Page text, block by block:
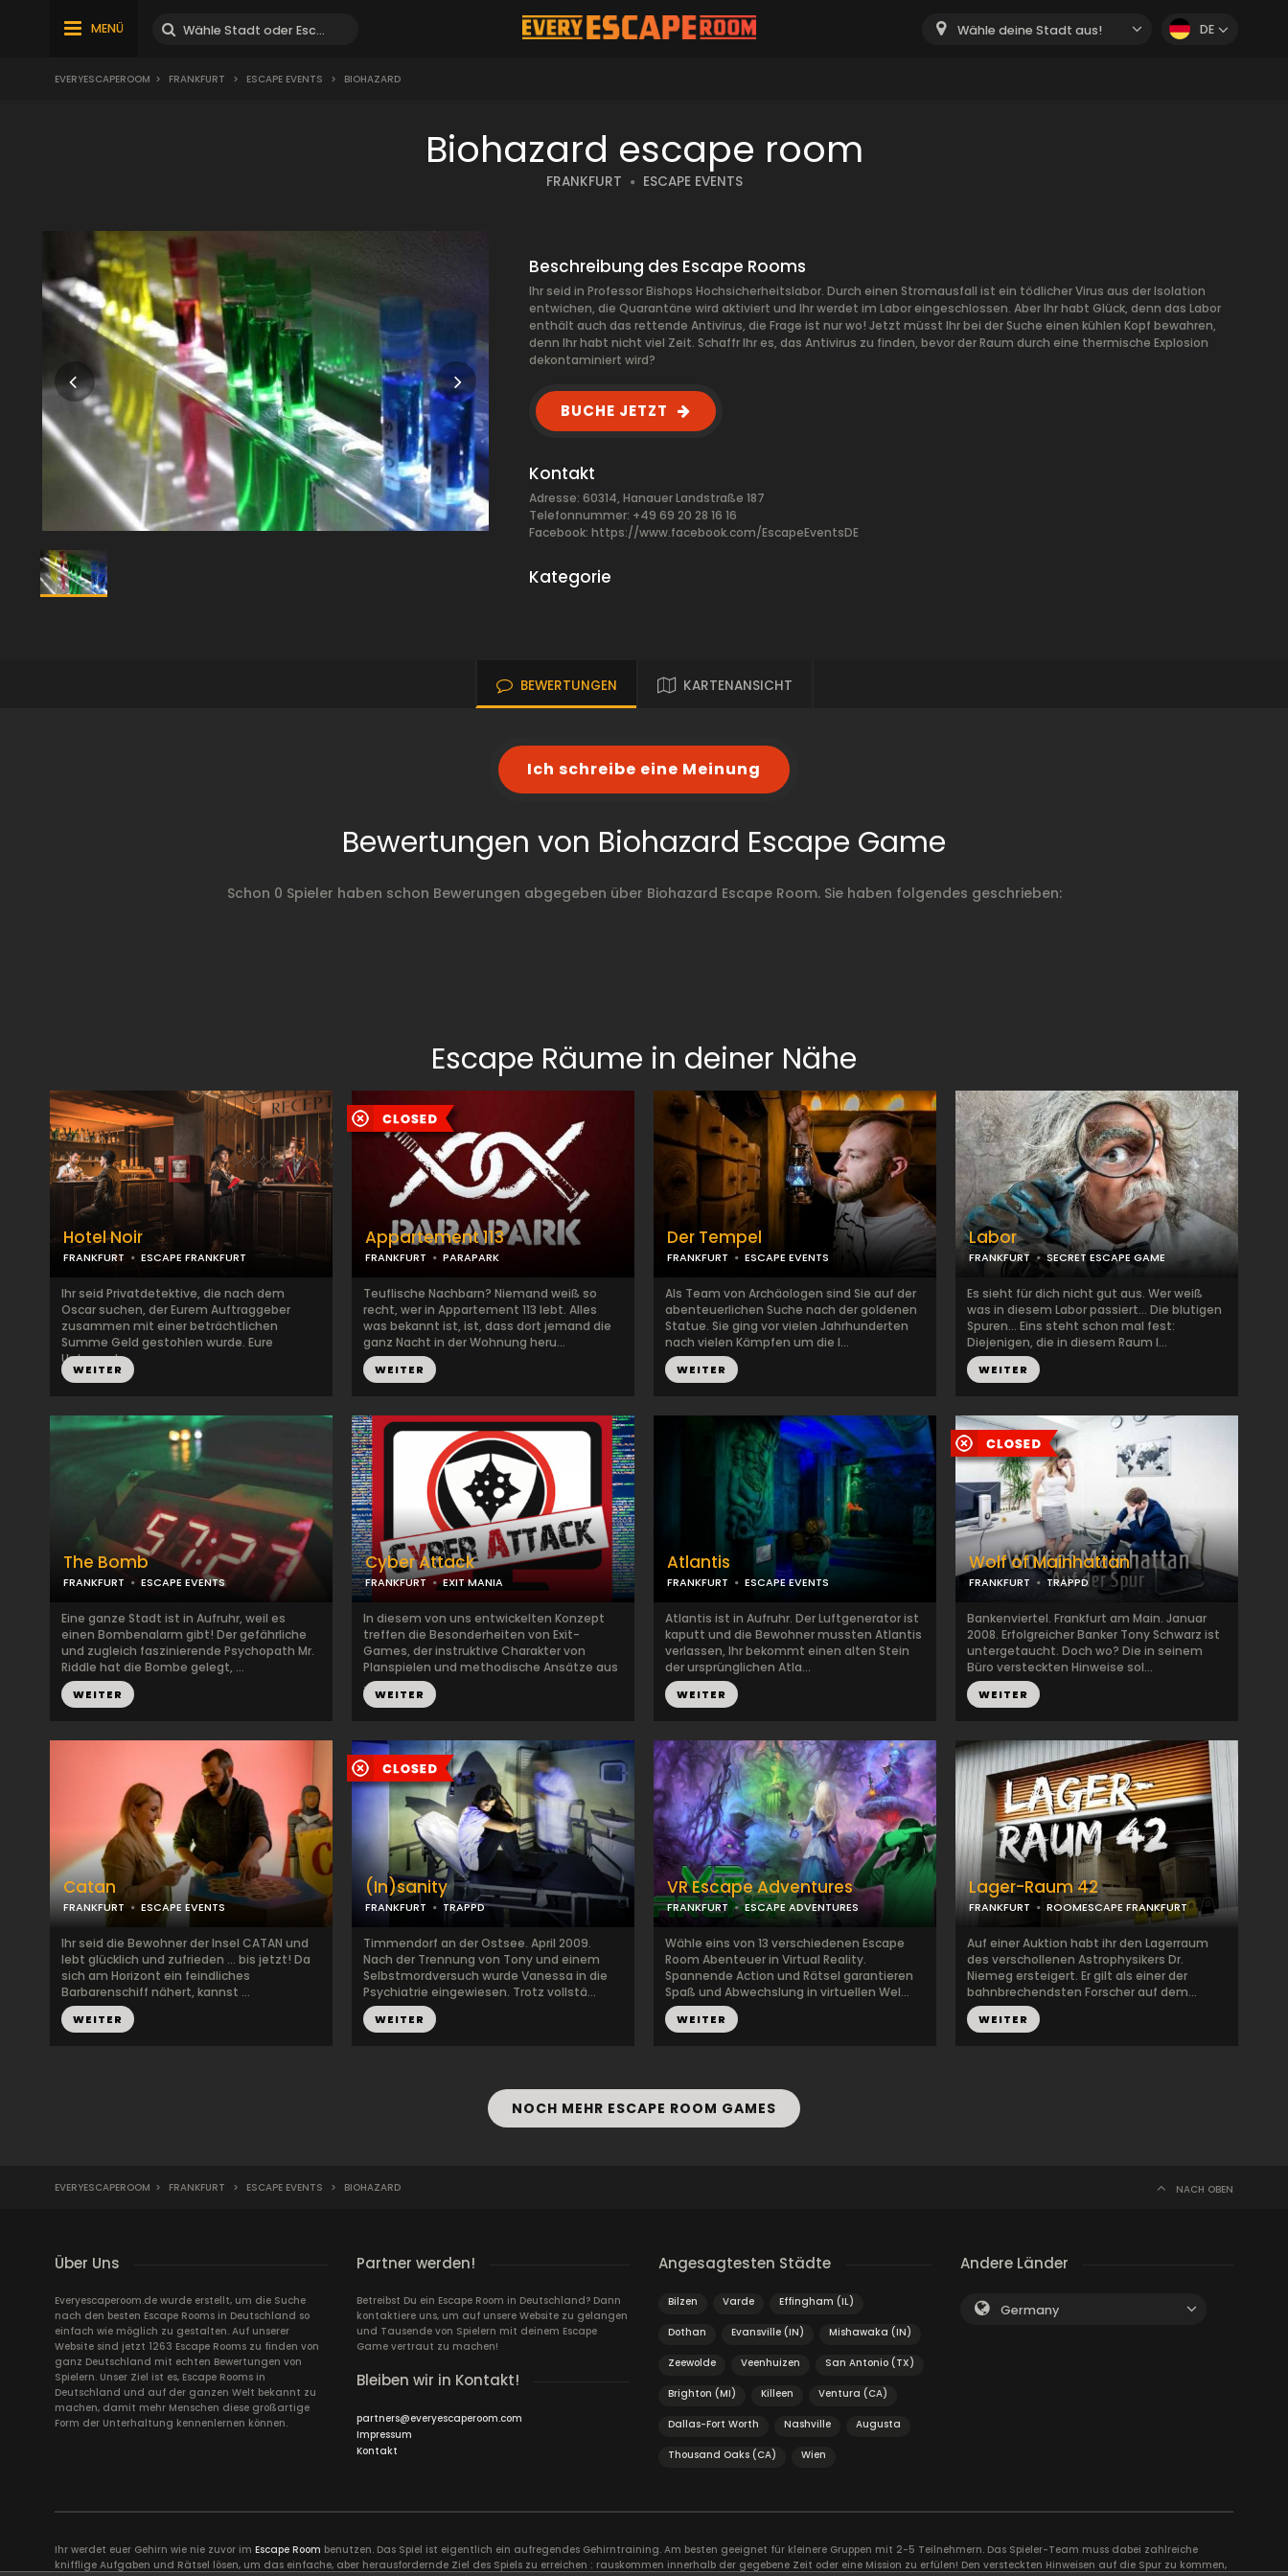
MENÜ Wähle deine Stadt aus! DE
EVERYESCAPEROOM > FRANKFURT > ESCAPE EVENTS > BIOHAZARD
Biohazard escape room
FRANKFURT ESCAPE EVENTS
Beschreibung des Escape Rooms
Ihr seid in Professor Bishops Hochsicherheitslabor. Durch einen Stromausfall ist ein tödlicher Virus aus der Isolation
entwichen, die Quarantäne wird aktiviert und Ihr werdet im Labor eingeschlossen. Aber Ihr habt Glück, denn das Labor
enthält auch das rettende Antivirus, die Frage ist nur wo! Jetzt müsst Ihr bei der Suche einen kühlen Kopf bewahren,
denn Ihr habt nicht viel Zeit. Schaffr Ihr es, das Antivirus zu finden, bevor der Raum durch eine thermische Explosion
dekontaminiert wird?
BUCHE JETZT
Kontakt
Adresse: 60314, Hanauer Landstraße 187
Telefonnummer: +49 69 20 28 16 16
Facebook: https://www.facebook.com/EscapeEventsDE
Kategorie
BEWERTUNGEN KARTENANSICHT
Ich schreibe eine Meinung
Bewertungen von Biohazard Escape Game
Schon 0 Spieler haben schon Bewerungen abgegeben über Biohazard Escape Room. Sie haben folgendes geschrieben:
Escape Räume in deiner Nähe
Hotel Noir
FRANKFURT ESCAPE FRANKFURT
Ihr seid Privatdetektive, die nach dem
Oscar suchen, der Eurem Auftraggeber
zusammen mit einer beträchtlichen
Summe Geld gestohlen wurde. Eure
Untersuch...
WEITER
Appartement 113
FRANKFURT PARAPARK
Teuflische Nachbarn? Niemand weiß so
recht, wer in Appartement 113 lebt. Alles
was bekannt ist, ist, dass dort jemand die
ganz Nacht in der Wohnung heru...
WEITER
Der Tempel
FRANKFURT ESCAPE EVENTS
Als Team von Archäologen sind Sie auf der
abenteuerlichen Suche nach der goldenen
Statue. Sie ging vor vielen Jahrhunderten
nach vielen Kämpfen um die l...
WEITER
Labor
FRANKFURT SECRET ESCAPE GAME
Es sieht für dich nicht gut aus. Wer weiß
was in diesem Labor passiert… Die blutigen
Spuren… Eins steht schon mal fest:
Diejenigen, die in diesem Raum l...
WEITER
The Bomb
FRANKFURT ESCAPE EVENTS
Eine ganze Stadt ist in Aufruhr, weil es
einen Bombenalarm gibt! Der gefährliche
und zugleich faszinierende Psychopath Mr.
Riddle hat die Bombe gelegt, ...
WEITER
Cyber Attack
FRANKFURT EXIT MANIA
In diesem von uns entwickelten Konzept
treffen die Besonderheiten von Exit-
Games, der instruktive Charakter von
Planspielen und methodische Ansätze aus
...
WEITER
Atlantis
FRANKFURT ESCAPE EVENTS
Atlantis ist in Aufruhr. Der Luftgenerator ist
kaputt und die Bewohner mussten Atlantis
verlassen, Ihr bekommt einen alten Stein
der ursprünglichen Atla...
WEITER
Wolf of Mainhattan
FRANKFURT TRAPPD
Bankenviertel. Frankfurt am Main. Januar
2008. Erfolgreicher Banker Tony Schwarz ist
untergetaucht. Doch wo? Die in seinem
Büro versteckten Hinweise sol...
WEITER
Catan
FRANKFURT ESCAPE EVENTS
Ihr seid die Bewohner der Insel CATAN und
lebt glücklich und zufrieden ... bis jetzt! Da
sich am Horizont ein feindliches
Barbarenschiff nähert, kannst ...
WEITER
(In)sanity
FRANKFURT TRAPPD
Timmendorf an der Ostsee. April 2009.
Nach der Trennung von Tony und einem
Selbstmordversuch wurde Vanessa in die
Psychiatrie eingewiesen. Trotz vollstä...
WEITER
VR Escape Adventures
FRANKFURT ESCAPE ADVENTURES
Wähle eins von 13 verschiedenen Escape
Room Abenteuer in Virtual Reality.
Spannende Action und Rätsel garantieren
Spaß und Abwechslung in virtuellen Wel...
WEITER
Lager-Raum 42
FRANKFURT ROOMESCAPE FRANKFURT
Auf einer Auktion habt ihr den Lagerraum
des verschollenen Astrophysikers Dr.
Niemeg ersteigert. Er gilt als einer der
bahnbrechendsten Forscher auf dem...
WEITER
NOCH MEHR ESCAPE ROOM GAMES
EVERYESCAPEROOM > FRANKFURT > ESCAPE EVENTS > BIOHAZARD NACH OBEN
Über Uns
Everyescaperoom.de wurde erstellt, um die Suche
nach den besten Escape Rooms in Deutschland so
einfach wie möglich zu gestalten. Auf unserer
Website sind jetzt 1263 Escape Rooms zu finden von
ganz Deutschland mit echten Bewertungen von
Spielern. Unser Ziel ist es, Escape Rooms in
Deutschland und auf der ganzen Welt bekannt zu
machen, damit mehr Menschen diese großartige
Form der Unterhaltung kennenlernen können.
Partner werden!
Betreibst Du ein Escape Room in Deutschland? Dann
kontaktiere uns, um auf unsere Website zu gelangen
und Tausende von Spielern mit deinem Escape
Game vertraut zu machen!
Bleiben wir in Kontakt!
partners@everyescaperoom.com
Impressum
Kontakt
Angesagtesten Städte
Bilzen Varde Effingham (IL)
Dothan Evansville (IN) Mishawaka (IN)
Zeewolde Veenhuizen San Antonio (TX)
Brighton (MI) Killeen Ventura (CA)
Dallas-Fort Worth Nashville Augusta
Thousand Oaks (CA) Wien
Andere Länder
Germany
Ihr werdet euer Gehirn wie nie zuvor im Escape Room benutzen. Das Spiel ist eigentlich ein aufregendes Gehirntraining. Am besten geeignet für kleinere Gruppen mit 2-5 Teilnehmern. Das Spieler-Team muss dabei zahlreiche
knifflige Aufgaben und Rätsel lösen, um das einfache, aber herausfordernde Ziel des Spiels zu erreichen : rauskommen innerhalb der gegebene Zeit oder eine Mission zu erfülen! Den versteckten Hinweisen auf die Spur zu kommen,